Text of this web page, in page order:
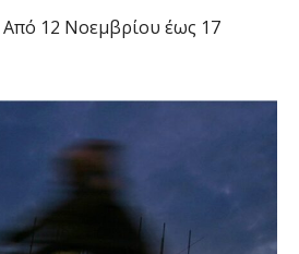
Από 12 Νοεμβρίου έως 17